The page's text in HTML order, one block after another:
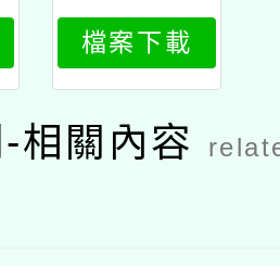
中心及苗栗
縣steam教
育中心辦理
「偏鄉教師
自強計畫認
檔案下載
相關內容